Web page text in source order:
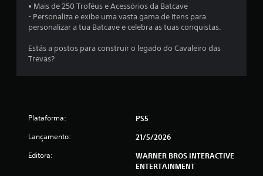
l
a
s
u
• Mais de 250 Troféus e Acessórios da Batcave
- Personaliza e exibe uma vasta gama de itens para
personalizar a tua Batcave e celebra as tuas conquistas.
Estás a postos para construir o legado do Cavaleiro das
Trevas?
Plataforma: PS5
Lançamento: 21/5/2026
Editora:
WARNER BROS INTERACTIVE
ENTERTAINMENT